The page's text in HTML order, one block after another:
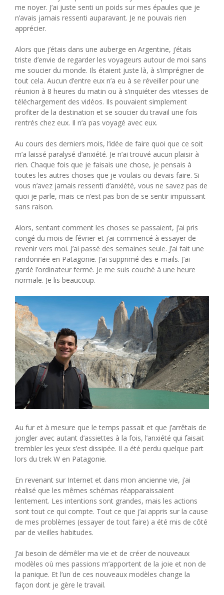
me noyer. J’ai juste senti un poids sur mes épaules que je
n’avais jamais ressenti auparavant. Je ne pouvais rien
apprécier.
Alors que j’étais dans une auberge en Argentine, j’étais
triste d’envie de regarder les voyageurs autour de moi sans
me soucier du monde. Ils étaient juste là, à s’imprégner de
tout cela. Aucun d’entre eux n’a eu à se réveiller pour une
réunion à 8 heures du matin ou à s’inquiéter des vitesses de
téléchargement des vidéos. Ils pouvaient simplement
profiter de la destination et se soucier du travail une fois
rentrés chez eux. Il n’a pas voyagé avec eux.
Au cours des derniers mois, l’idée de faire quoi que ce soit
m’a laissé paralysé d’anxiété. Je n’ai trouvé aucun plaisir à
rien. Chaque fois que je faisais une chose, je pensais à
toutes les autres choses que je voulais ou devais faire. Si
vous n’avez jamais ressenti d’anxiété, vous ne savez pas de
quoi je parle, mais ce n’est pas bon de se sentir impuissant
sans raison.
Alors, sentant comment les choses se passaient, j’ai pris
congé du mois de février et j’ai commencé à essayer de
revenir vers moi. J’ai passé des semaines seule. J’ai fait une
randonnée en Patagonie. J’ai supprimé des e-mails. J’ai
gardé l’ordinateur fermé. Je me suis couché à une heure
normale. Je lis beaucoup.
Au fur et à mesure que le temps passait et que j’arrêtais de
jongler avec autant d’assiettes à la fois, l’anxiété qui faisait
trembler les yeux s’est dissipée. Il a été perdu quelque part
lors du trek W en Patagonie.
En revenant sur Internet et dans mon ancienne vie, j’ai
réalisé que les mêmes schémas réapparaissaient
lentement. Les intentions sont grandes, mais les actions
sont tout ce qui compte. Tout ce que j’ai appris sur la cause
de mes problèmes (essayer de tout faire) a été mis de côté
par de vieilles habitudes.
J’ai besoin de démêler ma vie et de créer de nouveaux
modèles où mes passions m’apportent de la joie et non de
la panique. Et l’un de ces nouveaux modèles change la
façon dont je gère le travail.